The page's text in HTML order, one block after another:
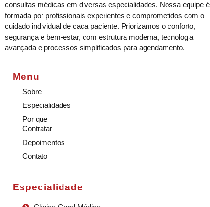
consultas médicas em diversas especialidades. Nossa equipe é
formada por profissionais experientes e comprometidos com o
cuidado individual de cada paciente. Priorizamos o conforto,
segurança e bem-estar, com estrutura moderna, tecnologia
avançada e processos simplificados para agendamento.
Menu
Sobre
Especialidades
Por que
Contratar
Depoimentos
Contato
Especialidade